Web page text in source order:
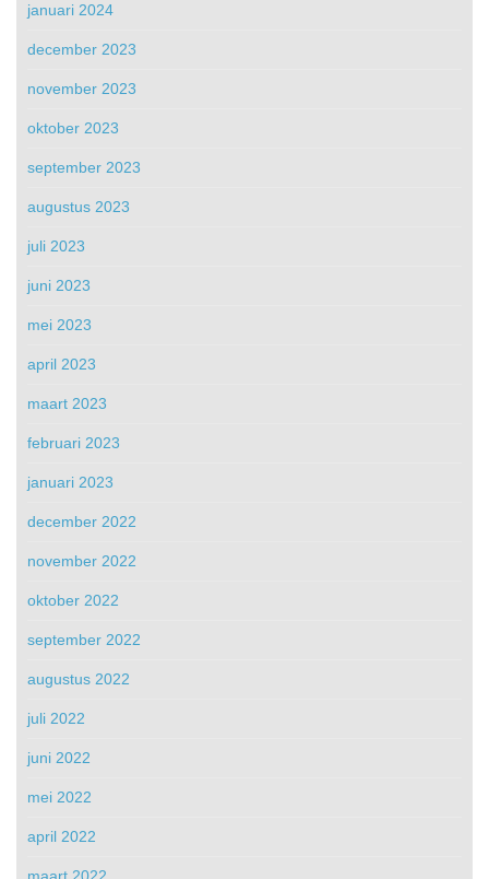
januari 2024
december 2023
november 2023
oktober 2023
september 2023
augustus 2023
juli 2023
juni 2023
mei 2023
april 2023
maart 2023
februari 2023
januari 2023
december 2022
november 2022
oktober 2022
september 2022
augustus 2022
juli 2022
juni 2022
mei 2022
april 2022